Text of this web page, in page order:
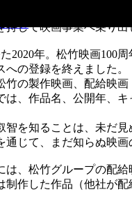
持して映画事業へ乗り
2020年。松竹映画100
の登録を終えました。
竹の製作映画、配給映
は、作品名、公開年、
智を知ることは、未だ見
通じて、まだ知らぬ映
、松竹グループの配
制作した作品（他社が